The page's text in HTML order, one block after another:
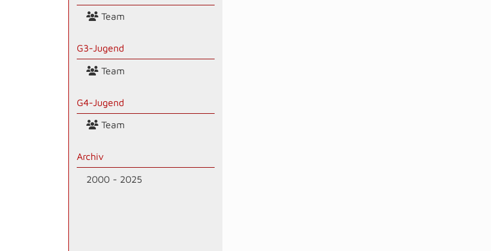
Team
G3-Jugend
Team
G4-Jugend
Team
Archiv
2000 - 2025